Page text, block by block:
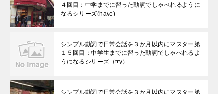
４回目：中学までに習った動詞でしゃべれるように
なるシリーズ(have)
シンプル動詞で日常会話を３か月以内にマスター第
１５回目：中学生までに習った動詞でしゃべれるよ
うになるシリーズ（try）
シンプル動詞で日常会話を３か月以内にマスター第